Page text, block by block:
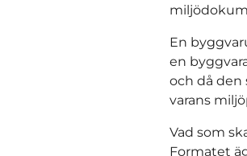
En
en
och då den
varans
Vad som
Formatet